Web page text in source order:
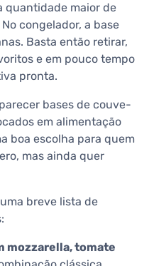
quantidade maior de
congelador, a base
Basta então retirar,
e em pouco tempo
pronta.
bases de couve-
em alimentação
boa escolha para quem
mas ainda quer
breve lista de
mozzarella, tomate